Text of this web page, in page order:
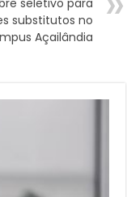
seletivo para
substitutos no
Açailândia